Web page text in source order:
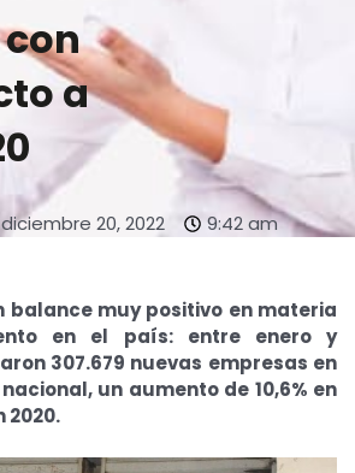
con
a
diciembre 20, 2022 9:42 am
balance muy positivo en materia
en el país: entre enero y
307.679 nuevas empresas en
un aumento de 10,6% en
2020.